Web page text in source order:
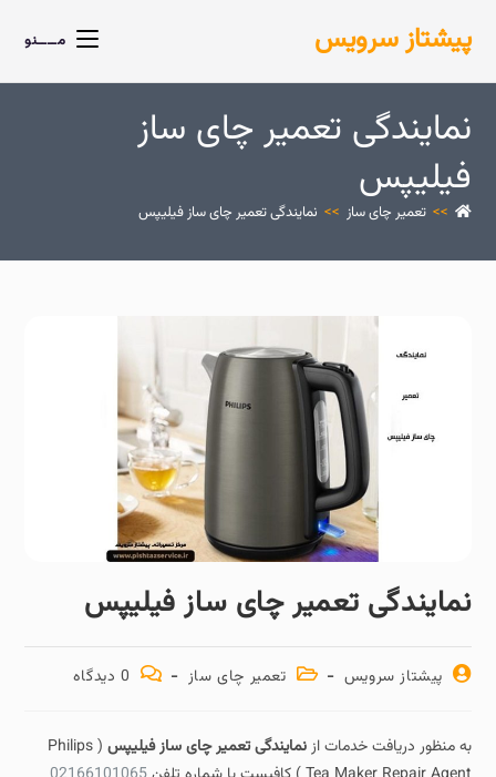
پیشتاز سرویس مــــنو
نمایندگی تعمیر چای ساز
فیلیپس
>> تعمیر چای ساز >> نمایندگی تعمیر چای ساز فیلیپس
نمایندگی تعمیر چای ساز فیلیپس
پیشتاز سرویس تعمیر چای ساز 0 دیدگاه
به منظور دریافت خدمات ازنمایندگی تعمیر چای ساز فیلیپس
( Philips